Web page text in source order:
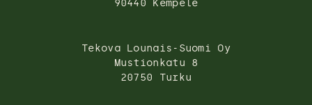
90440 Kempele
Tekova Lounais-Suomi Oy
Mustionkatu 8
20750 Turku